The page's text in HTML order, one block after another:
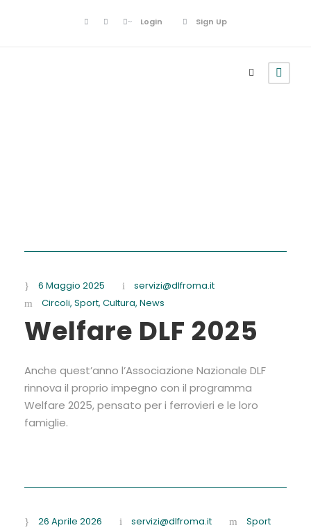
Login Sign Up
6 Maggio 2025
servizi@dlfroma.it
Circoli, Sport, Cultura, News
Welfare DLF 2025
Anche quest’anno l’Associazione Nazionale DLF
rinnova il proprio impegno con il programma
Welfare 2025, pensato per i ferrovieri e le loro
famiglie.
26 Aprile 2026 servizi@dlfroma.it Sport